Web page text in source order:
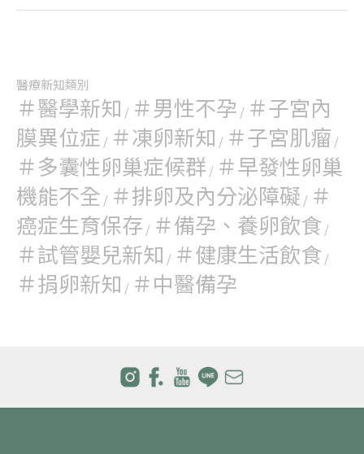
醫療新知類別
＃醫學新知 / ＃男性不孕 / ＃子宮內
膜異位症 / ＃凍卵新知 / ＃子宮肌瘤 /
＃多囊性卵巢症候群 / ＃早發性卵巢
機能不全 / ＃排卵及內分泌障礙 / ＃
癌症生育保存 / ＃備孕、養卵飲食/
＃試管嬰兒新知 / ＃健康生活飲食/
＃捐卵新知 / ＃中醫備孕